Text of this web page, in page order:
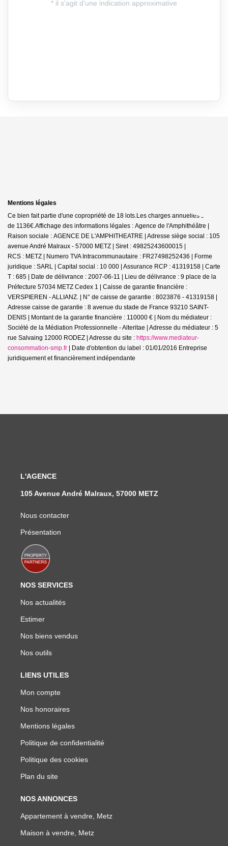
Mentions légales
Ce bien fait partie d'une copropriété de 18 lots.Les charges annuelles sont
de 1136€.Affichage des informations légales : Agence de l'Amphithéâtre |
Raison sociale : AGENCE DE L'AMPHITHEATRE | Adresse siège social : 105
avenue André Malraux - 57000 METZ | Siret : 49825243600015 |
RCS : METZ | Numero TVA Intracommunautaire : FR27498252436 | Forme
juridique : SARL | Capital social : 10 000 | Assurance RCP : 41319158 | Carte
T : 685 | Date de délivrance : 2007-06-11 | Lieu de délivrance : 9 place de la
Préfecture 57034 METZ Cedex 1 | Caisse de garantie financière :
VERSPIEREN - ALLIANZ. | N° de caisse de garantie : 8023876 - 41319158 |
Adresse caisse de garantie : 8 avenue du stade de France 93210 SAINT-
DENIS | Montant de la garantie financière : 110000 € | Nom du médiateur :
Société de la Médiation Professionnelle - Alteritae | Adresse du médiateur : 5
rue Salvaing 12000 RODEZ | Adresse du site : https://www.mediateur-
consommation-smp.fr | Date d'obtention du label : 01/01/2016 Entreprise
juridiquement et financièrement indépendante
L'AGENCE
105 Avenue André Malraux, 57000 METZ
Nous contacter
Présentation
NOS SERVICES
Nos actualités
Estimer
Nos biens vendus
Nos outils
LIENS UTILES
Mon compte
Nos honoraires
Mentions légales
Politique de confidentialité
Politique des cookies
Plan du site
NOS ANNONCES
Appartement à vendre, Metz
Maison à vendre, Metz